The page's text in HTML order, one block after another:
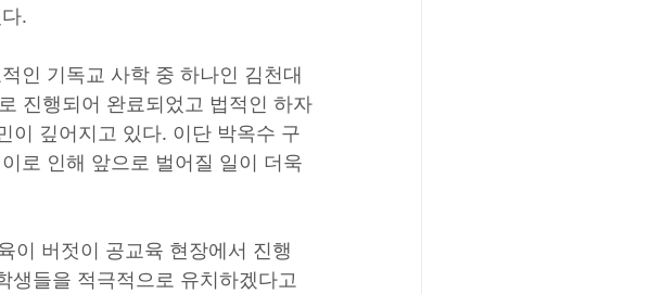
.
인 기독교 사학 중 하나인 김천대
진행되어 완료되었고 법적인 하자
이 깊어지고 있다. 이단 박옥수 구
로 인해 앞으로 벌어질 일이 더욱
이 버젓이 공교육 현장에서 진행
생들을 적극적으로 유치하겠다고